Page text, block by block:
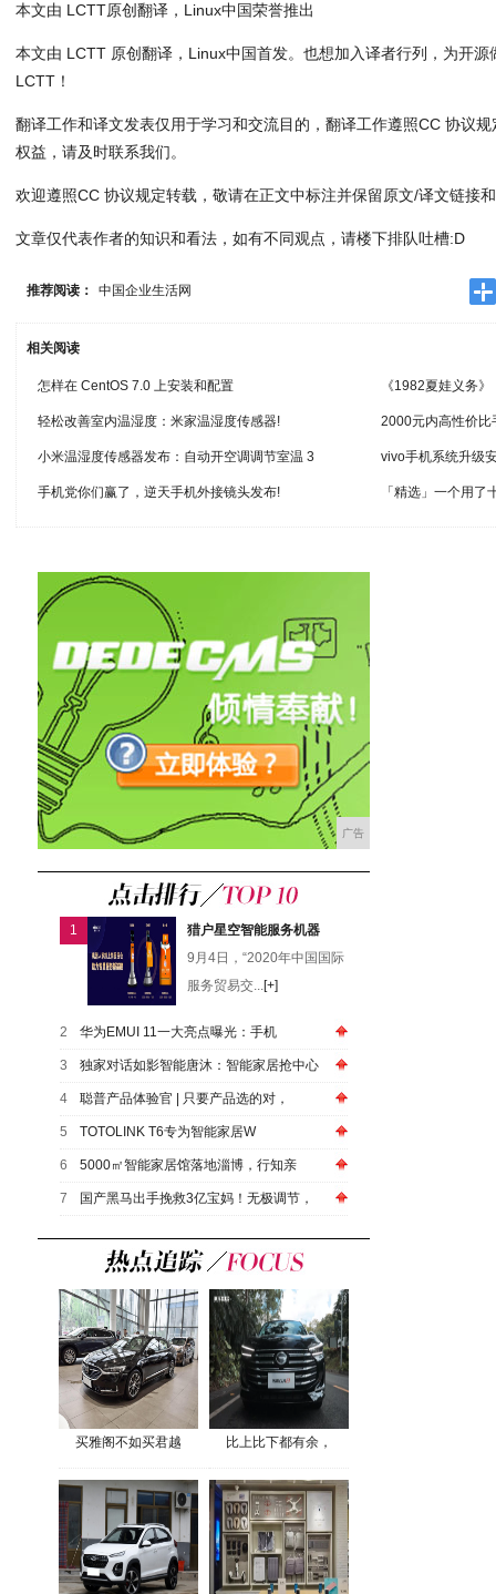
本文由 LCTT原创翻译，Linux中国荣誉推出
本文由 LCTT 原创翻译，Linux中国首发。也想加入译者行列，为开
LCTT！
翻译工作和译文发表仅用于学习和交流目的，翻译工作遵照CC 协议
权益，请及时联系我们。
欢迎遵照CC 协议规定转载，敬请在正文中标注并保留原文/译文链接
文章仅代表作者的知识和看法，如有不同观点，请楼下排队吐槽:D
推荐阅读： 中国企业生活网
相关阅读
怎样在 CentOS 7.0 上安装和配置 《1982夏娃义务
轻松改善室内温湿度：米家温湿度传感器! 2000元内高性价比
小米温湿度传感器发布：自动开空调调节室温 3 vivo手机系统升级
手机党你们赢了，逆天手机外接镜头发布! 「精选」一个用
广告
1
猎户星空智能服务机器
9月4日，“2020年中国国际
服务贸易交...[+]
2 华为EMUI 11一大亮点曝光：手机
3 独家对话如影智能唐沐：智能家居抢中心
4 聪普产品体验官 | 只要产品选的对，
5 TOTOLINK T6专为智能家居W
6 5000㎡智能家居馆落地淄博，行知亲
7 国产黑马出手挽救3亿宝妈！无极调节，
买雅阁不如买君越 比上比下都有余，